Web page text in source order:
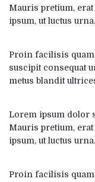
Mauris pretium,
ipsum, ut luctus urna.
Proin facilisis quam
suscipit consequat
metus blandit
Lorem ipsum dolor
Mauris pretium,
ipsum, ut luctus urna.
Proin facilisis quam